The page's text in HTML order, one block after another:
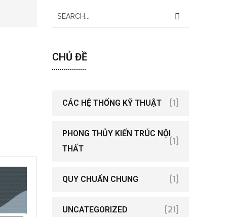
CHỦ ĐỀ
CÁC HỆ THỐNG KỸ THUẬT [1]
PHONG THỦY KIẾN TRÚC NỘI
THẤT
[1]
QUY CHUẨN CHUNG [1]
UNCATEGORIZED [21]